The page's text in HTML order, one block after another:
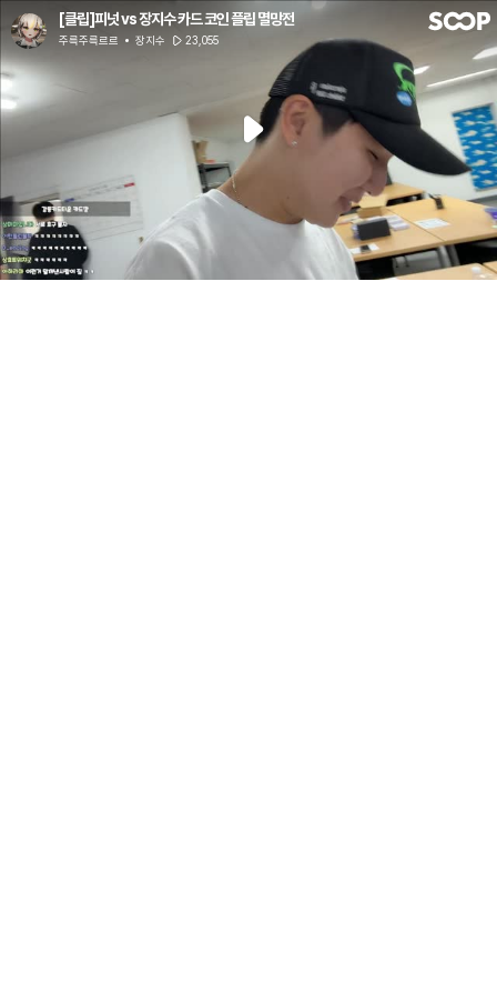
[클립]피넛 vs 장지수 카드 코인 플립 멸망전
주륵주륵르르 장지수 23,055